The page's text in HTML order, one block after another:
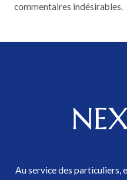
commentaires indésirables.
Au service des particuliers,